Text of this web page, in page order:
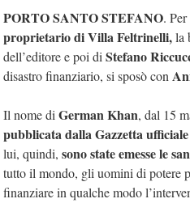
PORTO SANTO STEFANO.
proprietario di Villa Feltrinelli,la
dell’editore e poi diStefano
disastro finanziario, si sposò con
Il nome diGerman Khan, dal 15
pubblicata dalla Gazzetta
lui, quindi, sono state emesse le
tutto il mondo, gli uomini di potere
finanziare in qualche modo